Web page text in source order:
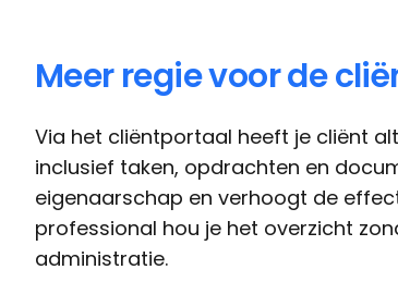
Meer regie voor de
Via het cliëntportaal heeft je cliënt
inclusief taken, opdrachten en
eigenaarschap en verhoogt de
professional hou je het overzicht
administratie.